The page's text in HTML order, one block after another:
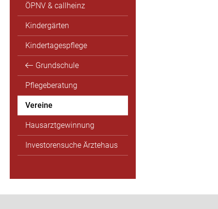
ÖPNV & callheinz
Kindergärten
Kindertagespflege
Grundschule
Pflegeberatung
Vereine
Hausarztgewinnung
Investorensuche Ärztehaus